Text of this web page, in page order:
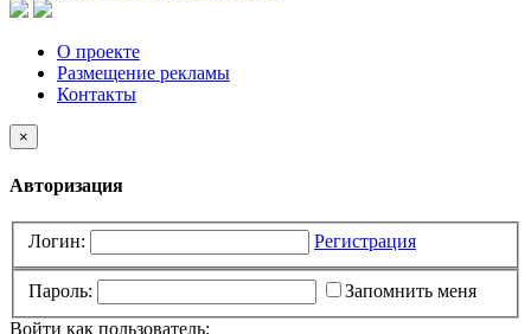
О проекте
Размещение рекламы
Контакты
×
Авторизация
Логин: Регистрация
Пароль:
Запомнить меня
Войти как пользователь: